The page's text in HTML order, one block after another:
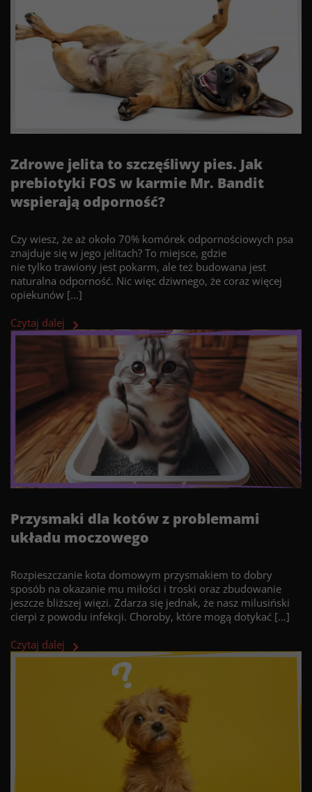
Zdrowe jelita to szczęśliwy pies. Jak
prebiotyki FOS w karmie Mr. Bandit
wspierają odporność?
Czy wiesz, że aż około 70% komórek odpornościowych psa
znajduje się w jego jelitach? To miejsce, gdzie
nie tylko trawiony jest pokarm, ale też budowana jest
naturalna odporność. Nic więc dziwnego, że coraz więcej
opiekunów […]
Czytaj dalej
Przysmaki dla kotów z problemami
układu moczowego
Rozpieszczanie kota domowym przysmakiem to dobry
sposób na okazanie mu miłości i troski oraz zbudowanie
jeszcze bliższej więzi. Zdarza się jednak, że nasz milusiński
cierpi z powodu infekcji. Choroby, które mogą dotykać […]
Czytaj dalej